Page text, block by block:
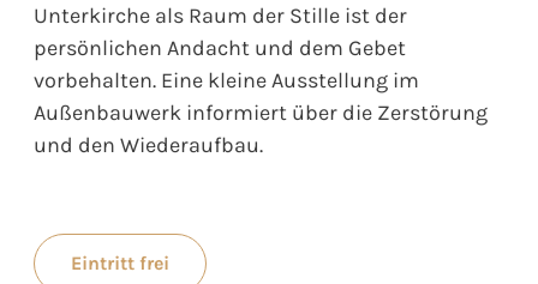
Unterkirche als Raum der Stille ist der
persönlichen Andacht und dem Gebet
vorbehalten. Eine kleine Ausstellung im
Außenbauwerk informiert über die Zerstörung
und den Wiederaufbau.
Eintritt frei